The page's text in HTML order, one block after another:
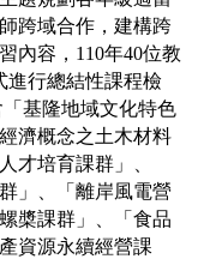
跨域合作，建構跨
內容，110年40位教
進行總結性課程檢
基隆地域文化特色
濟概念之土木材料
才培育課群」、
」、「離岸風電營
槳課群」、「食品
資源永續經營課